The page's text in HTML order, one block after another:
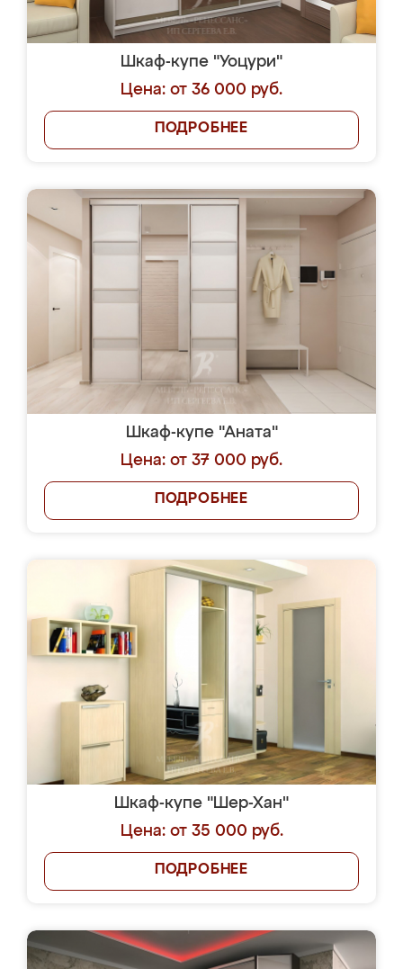
Шкаф-купе "Уоцури"
Цена: от 36 000 руб.
ПОДРОБНЕЕ
Шкаф-купе "Аната"
Цена: от 37 000 руб.
ПОДРОБНЕЕ
Шкаф-купе "Шер-Хан"
Цена: от 35 000 руб.
ПОДРОБНЕЕ